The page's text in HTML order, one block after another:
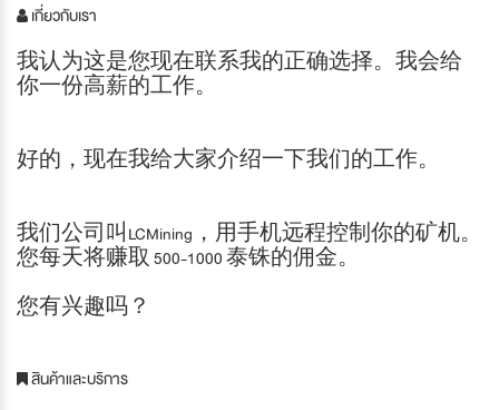
เกี่ยวกับเรา
我认为这是您现在联系我的正确选择。 我会给
你一份高薪的工作。
好的，现在我给大家介绍一下我们的工作。
我们公司叫LCMining，用手机远程控制你的矿机。
您每天将赚取 500-1000 泰铢的佣金。
您有兴趣吗？
สินค้าและบริการ